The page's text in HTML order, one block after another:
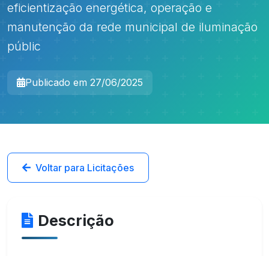
eficientização energética, operação e
manutenção da rede municipal de iluminação
públic
Publicado em 27/06/2025
Voltar para Licitações
Descrição